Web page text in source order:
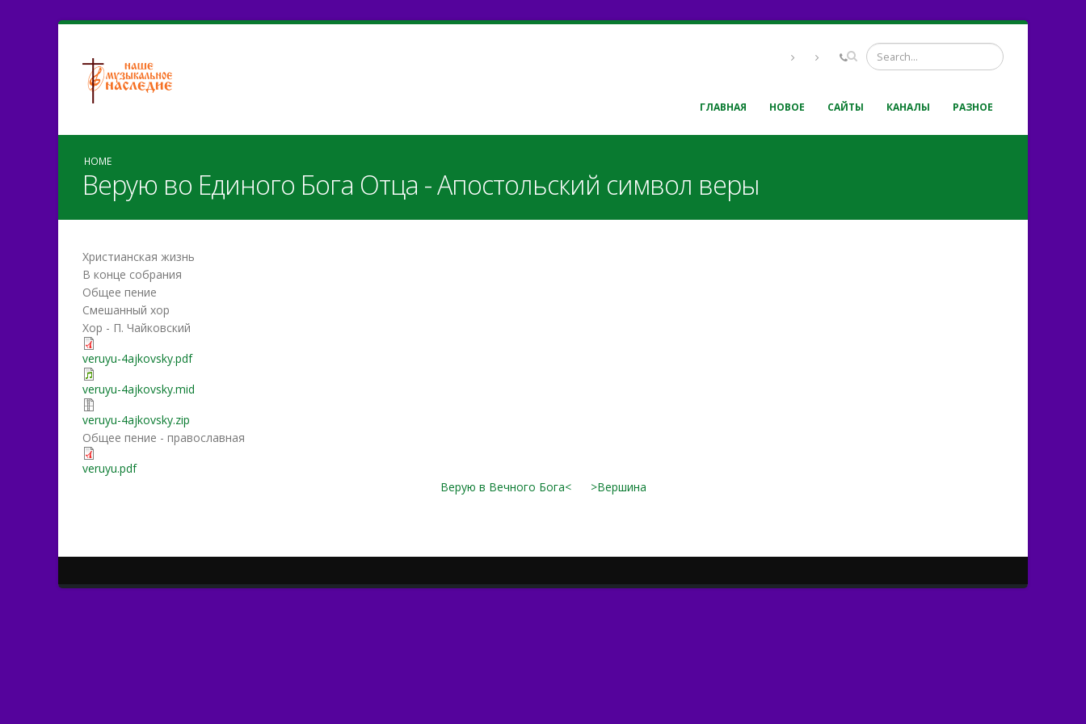
ГЛАВНАЯ НОВОЕ САЙТЫ КАНАЛЫ РАЗНОЕ
HOME
Верую во Единого Бога Отца - Апостольский символ веры
Христианская жизнь
В конце собрания
Общее пение
Смешанный хор
Хор - П. Чайковский
veruyu-4ajkovsky.pdf
veruyu-4ajkovsky.mid
veruyu-4ajkovsky.zip
Общее пение - православная
veruyu.pdf
Верую в Вечного Бога<
>Вершина